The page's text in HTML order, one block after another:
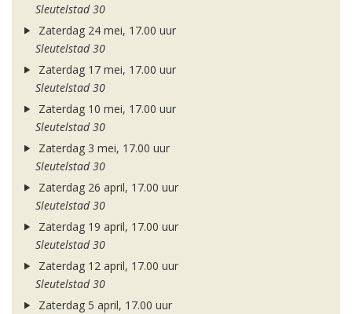
Sleutelstad 30
Zaterdag 24 mei, 17.00 uur
Sleutelstad 30
Zaterdag 17 mei, 17.00 uur
Sleutelstad 30
Zaterdag 10 mei, 17.00 uur
Sleutelstad 30
Zaterdag 3 mei, 17.00 uur
Sleutelstad 30
Zaterdag 26 april, 17.00 uur
Sleutelstad 30
Zaterdag 19 april, 17.00 uur
Sleutelstad 30
Zaterdag 12 april, 17.00 uur
Sleutelstad 30
Zaterdag 5 april, 17.00 uur